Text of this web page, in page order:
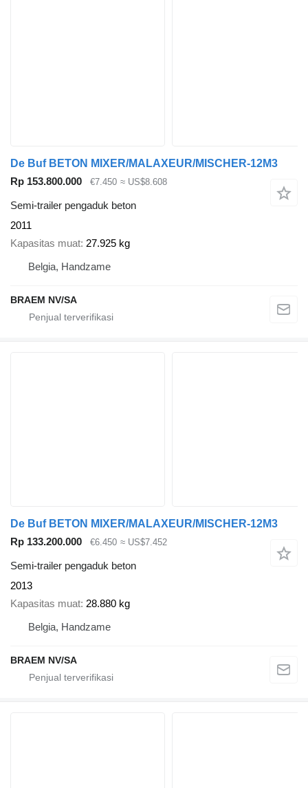
De Buf BETON MIXER/MALAXEUR/MISCHER-12M3
Rp 153.800.000
€7.450 ≈ US$8.608
Semi-trailer pengaduk beton
2011
Kapasitas muat 27.925 kg
Belgia, Handzame
BRAEM NV/SA
De Buf BETON MIXER/MALAXEUR/MISCHER-12M3
Rp 133.200.000
€6.450 ≈ US$7.452
Semi-trailer pengaduk beton
2013
Kapasitas muat 28.880 kg
Belgia, Handzame
BRAEM NV/SA